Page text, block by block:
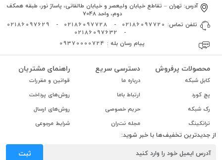
آدرس:تهران – تقاطع خیابان ولیعصر و خیابان طالقانی، پاساژ نور، طبقه همکف
دوم، واحد 7048
تلفن تماس:02186097720
02186097728
02186097629
02186097632
پیام رسان بله : 09370000724
محصولات پرفروش
کابل شبکه
پچ کورد
رک شبکه
ترانکینگ
دسترسی سریع
درباره ما
ارتباط باما
حریم خصوصی
مجله نت‌ران
راهنمای مشتریان
قوانین و مقررات
روش‌های پرداخت
روش‌های ارسال
شرایط مرجوعی
از جدیدترین تخفیف‌ها با خبر شوید:
ثبت